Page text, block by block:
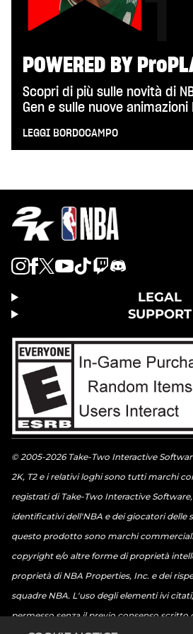
POWERED BY
Scopri di più sulle novità di
Gen e sulle nuove animazioni
LEGGI BORDOCAMPO
LEGAL
SUPPORT
© 2005-2026 Take-Two Interactive
2K, T2 e i relativi loghi sono tutti marchi
registrati di Take-Two Interactive
identificativi dell'NBA e dei giocatori delle
questo prodotto sono marchi
copyright e/o altre forme di proprietà
proprietà di NBA Properties, Inc. e dei
squadre NBA. L'uso degli elementi ivi
permesso senza il previo consenso scritto